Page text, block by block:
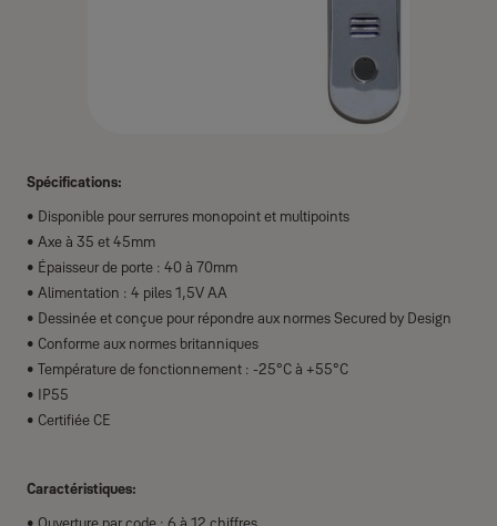
Spécifications:
• Disponible pour serrures monopoint et multipoints
• Axe à 35 et 45mm
• Épaisseur de porte : 40 à 70mm
• Alimentation : 4 piles 1,5V AA
• Dessinée et conçue pour répondre aux normes Secured by Design
• Conforme aux normes britanniques
• Température de fonctionnement : -25°C à +55°C
• IP55
• Certifiée CE
Caractéristiques: